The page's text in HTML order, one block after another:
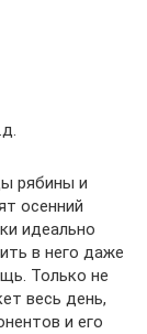
рябины и
осенний
идеально
в него даже
Только не
весь день,
и его